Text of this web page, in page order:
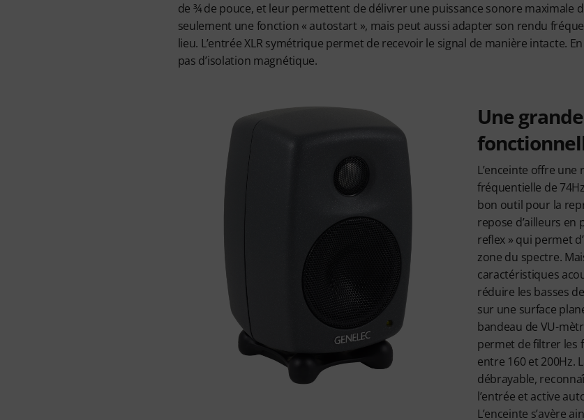
de ¾ de pouce, et leur permettent de délivrer une puissance sonore maximale
seulement une fonction « autostart », mais peut aussi adapter son rendu
lieu. L’entrée XLR symétrique permet de recevoir le signal de manière intacte.
pas d’isolation magnétique.
Une
L’enceinte offre
fréquentielle de
bon outil pour la
repose d’ailleurs en
reflex » qui permet
zone du spectre.
caractéristiques
réduire les basses
sur une surface
bandeau de VU-
permet de filtrer les
entre 160 et 200Hz.
débrayable,
l’entrée et active
L’enceinte s’avère